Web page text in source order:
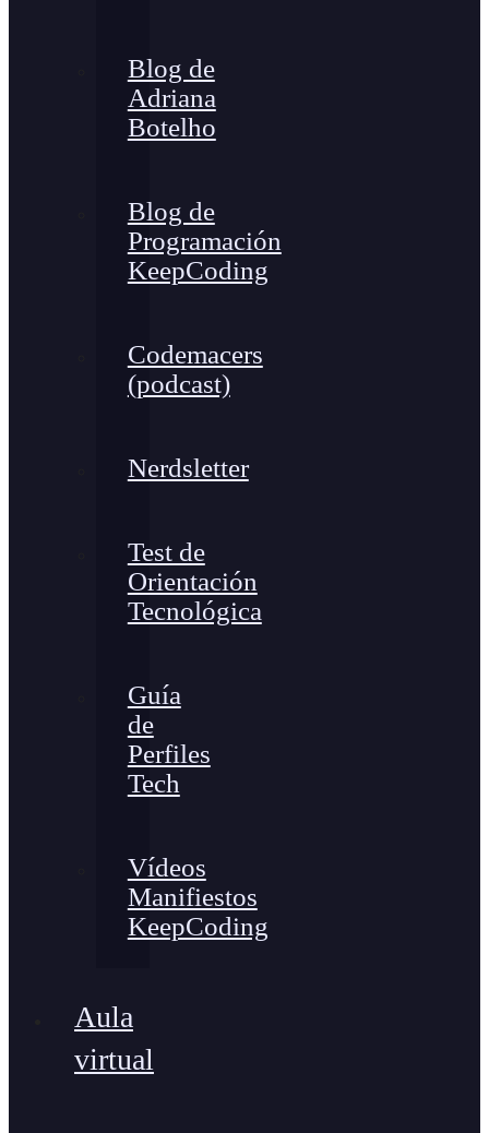
Blog de
Adriana
Botelho
Blog de
Programación
KeepCoding
Codemacers
(podcast)
Nerdsletter
Test de
Orientación
Tecnológica
Guía
de
Perfiles
Tech
Vídeos
Manifiestos
KeepCoding
Aula
virtual